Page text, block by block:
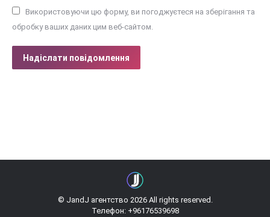
Використовуючи цю форму, ви погоджуєтеся на зберігання та
обробку ваших даних цим веб-сайтом.
Надіслати повідомлення
© JandJ агентство 2026 All rights reserved.
Телефон: +96176539698